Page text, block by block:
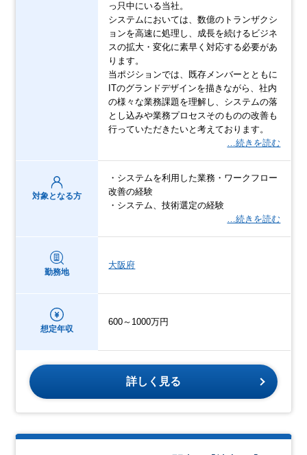
っ只中にいる当社。
システムにおいては、数億のトランザクシ
ョンを高速に処理し、成長を続けるビジネ
スの拡大・変化に素早く対応する必要があ
ります。
当ポジションでは、既存メンバーとともに
ITのグランドデザインを描きながら、社内
の様々な業務課題を理解し、システムの落
とし込みや業務プロセスそのものの改善も
行っていただきたいと考えております。
…続きを読む
対象となる方
・システムを利用した業務・ワークフロー
改善の経験
・システム、技術選定の経験
…続きを読む
勤務地
大阪府
想定年収
600～1000万円
詳しく見る